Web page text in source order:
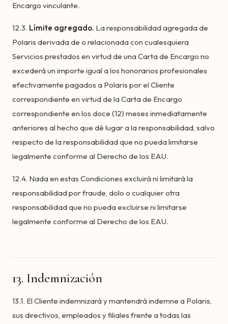
Encargo vinculante.
12.3. Límite agregado. La responsabilidad agregada de
Polaris derivada de o relacionada con cualesquiera
Servicios prestados en virtud de una Carta de Encargo no
excederá un importe igual a los honorarios profesionales
efectivamente pagados a Polaris por el Cliente
correspondiente en virtud de la Carta de Encargo
correspondiente en los doce (12) meses inmediatamente
anteriores al hecho que dé lugar a la responsabilidad, salvo
respecto de la responsabilidad que no pueda limitarse
legalmente conforme al Derecho de los EAU.
12.4. Nada en estas Condiciones excluirá ni limitará la
responsabilidad por fraude, dolo o cualquier otra
responsabilidad que no pueda excluirse ni limitarse
legalmente conforme al Derecho de los EAU.
13. Indemnización
13.1. El Cliente indemnizará y mantendrá indemne a Polaris,
sus directivos, empleados y filiales frente a todas las